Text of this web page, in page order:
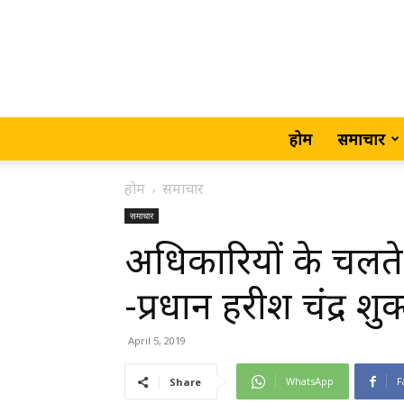
होम समाचार
होम समाचार
समाचार
अधिकारियों के
-प्रधान हरीश चंद्र
April 5, 2019
Share WhatsApp